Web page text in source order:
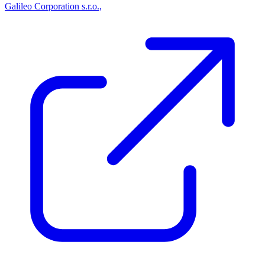
Galileo Corporation s.r.o.,